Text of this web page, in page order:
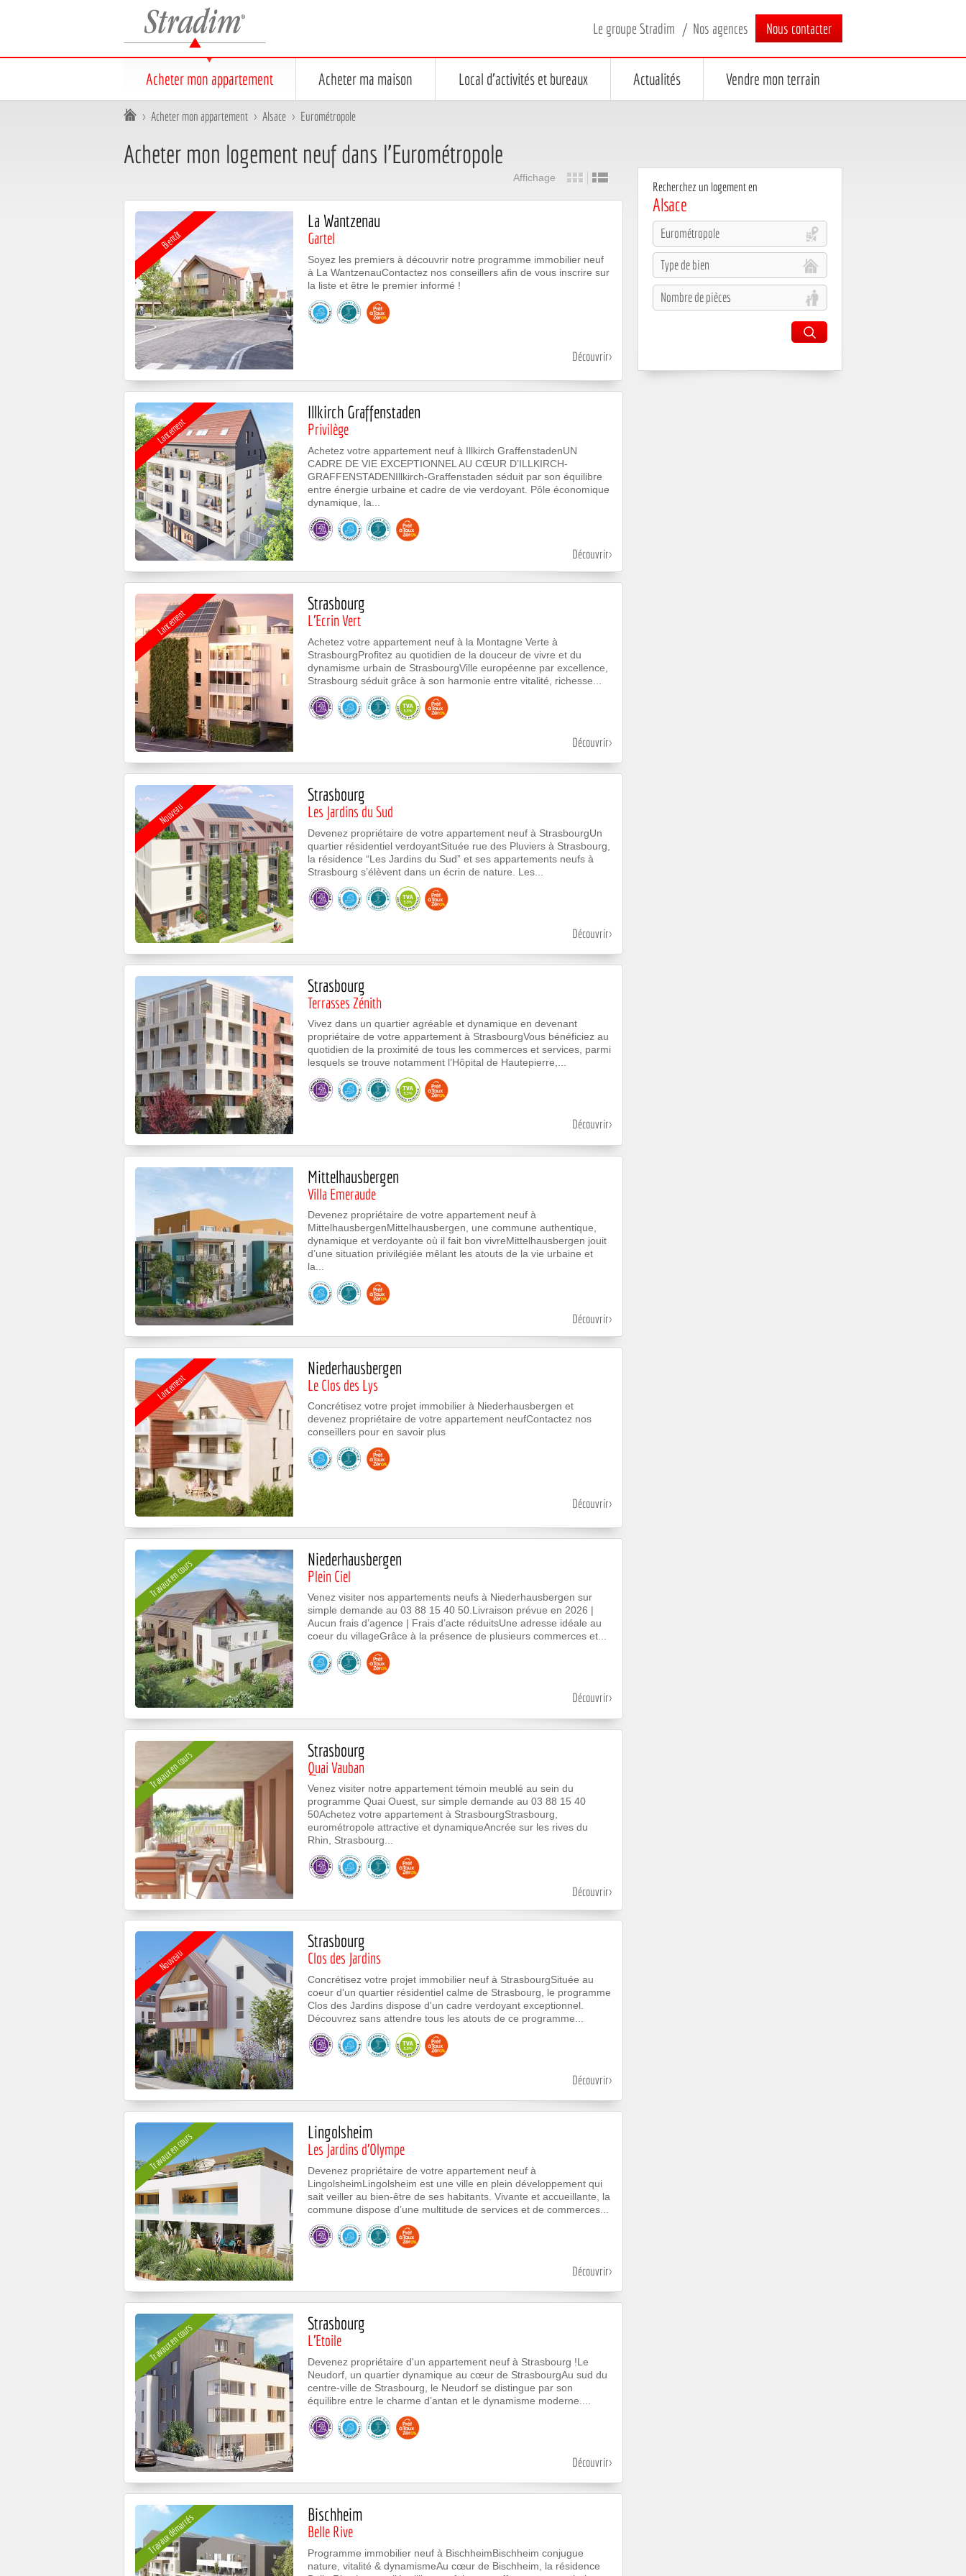
Stradim
Le groupe Stradim Nos agences Nous contacter
Acheter mon appartement Acheter ma maison Local d'activités et bureaux Actualités Vendre mon terrain
> Acheter mon appartement > Alsace > Eurométropole
Acheter mon logement neuf dans l'Eurométropole
Affichage
Bientôt
La Wantzenau
Gartel
Soyez les premiers à découvrir notre programme immobilier neuf
à La WantzenauContactez nos conseillers afin de vous inscrire sur
la liste et être le premier informé !
Découvrir
Lancement
Illkirch Graffenstaden
Privilège
Achetez votre appartement neuf à Illkirch GraffenstadenUN
CADRE DE VIE EXCEPTIONNEL AU CŒUR D’ILLKIRCH-
GRAFFENSTADENIllkirch-Graffenstaden séduit par son équilibre
entre énergie urbaine et cadre de vie verdoyant. Pôle économique
dynamique, la...
Découvrir
Lancement
Strasbourg
L’Ecrin Vert
Achetez votre appartement neuf à la Montagne Verte à
StrasbourgProfitez au quotidien de la douceur de vivre et du
dynamisme urbain de StrasbourgVille européenne par excellence,
Strasbourg séduit grâce à son harmonie entre vitalité, richesse...
Découvrir
Nouveau
Strasbourg
Les Jardins du Sud
Devenez propriétaire de votre appartement neuf à StrasbourgUn
quartier résidentiel verdoyantSituée rue des Pluviers à Strasbourg,
la résidence “Les Jardins du Sud” et ses appartements neufs à
Strasbourg s’élèvent dans un écrin de nature. Les...
Découvrir
Strasbourg
Terrasses Zénith
Vivez dans un quartier agréable et dynamique en devenant
propriétaire de votre appartement à StrasbourgVous bénéficiez au
quotidien de la proximité de tous les commerces et services, parmi
lesquels se trouve notamment l’Hôpital de Hautepierre,...
Découvrir
Mittelhausbergen
Villa Emeraude
Devenez propriétaire de votre appartement neuf à
MittelhausbergenMittelhausbergen, une commune authentique,
dynamique et verdoyante où il fait bon vivreMittelhausbergen jouit
d’une situation privilégiée mêlant les atouts de la vie urbaine et
la...
Découvrir
Lancement
Niederhausbergen
Le Clos des Lys
Concrétisez votre projet immobilier à Niederhausbergen et
devenez propriétaire de votre appartement neufContactez nos
conseillers pour en savoir plus
Découvrir
Travaux en cours Niederhausbergen
Plein Ciel
Venez visiter nos appartements neufs à Niederhausbergen sur
simple demande au 03 88 15 40 50.Livraison prévue en 2026 |
Aucun frais d’agence | Frais d’acte réduitsUne adresse idéale au
coeur du villageGrâce à la présence de plusieurs commerces et...
Découvrir
Travaux en cours Strasbourg
Quai Vauban
Venez visiter notre appartement témoin meublé au sein du
programme Quai Ouest, sur simple demande au 03 88 15 40
50Achetez votre appartement à StrasbourgStrasbourg,
eurométropole attractive et dynamiqueAncrée sur les rives du
Rhin, Strasbourg...
Découvrir
Nouveau
Strasbourg
Clos des Jardins
Concrétisez votre projet immobilier neuf à StrasbourgSituée au
coeur d'un quartier résidentiel calme de Strasbourg, le programme
Clos des Jardins dispose d'un cadre verdoyant exceptionnel.
Découvrez sans attendre tous les atouts de ce programme...
Découvrir
Travaux en cours Lingolsheim
Les Jardins d'Olympe
Devenez propriétaire de votre appartement neuf à
LingolsheimLingolsheim est une ville en plein développement qui
sait veiller au bien-être de ses habitants. Vivante et accueillante, la
commune dispose d’une multitude de services et de commerces...
Découvrir
Travaux en cours Strasbourg
L'Etoile
Devenez propriétaire d'un appartement neuf à Strasbourg !Le
Neudorf, un quartier dynamique au cœur de StrasbourgAu sud du
centre-ville de Strasbourg, le Neudorf se distingue par son
équilibre entre le charme d’antan et le dynamisme moderne....
Découvrir
Travaux démarrés Bischheim
Belle Rive
Programme immobilier neuf à BischheimBischheim conjugue
nature, vitalité & dynamismeAu cœur de Bischheim, la résidence
Recherchez un logement en
Alsace